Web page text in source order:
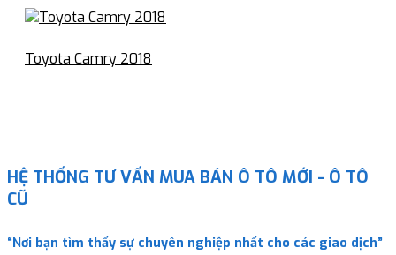
Toyota Camry 2018
HỆ THỐNG TƯ VẤN MUA BÁN Ô TÔ MỚI - Ô TÔ
CŨ
“Nơi bạn tìm thấy sự chuyên nghiệp nhất cho các giao dịch”